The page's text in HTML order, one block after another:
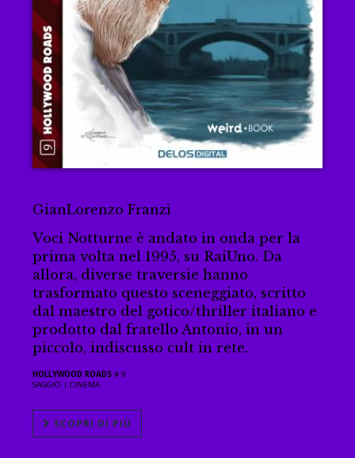
GianLorenzo Franzì
Voci Notturne è andato in onda per la
prima volta nel 1995, su RaiUno. Da
allora, diverse traversie hanno
trasformato questo sceneggiato, scritto
dal maestro del gotico/thriller italiano e
prodotto dal fratello Antonio, in un
piccolo, indiscusso cult in rete.
HOLLYWOOD ROADS # 9
SAGGIO |CINEMA
SCOPRI DI PIÙ